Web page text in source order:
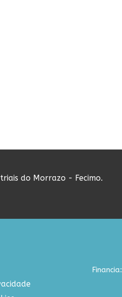
do Morrazo - Fecimo.
Financia: